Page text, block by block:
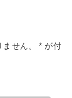
せん。 * が付